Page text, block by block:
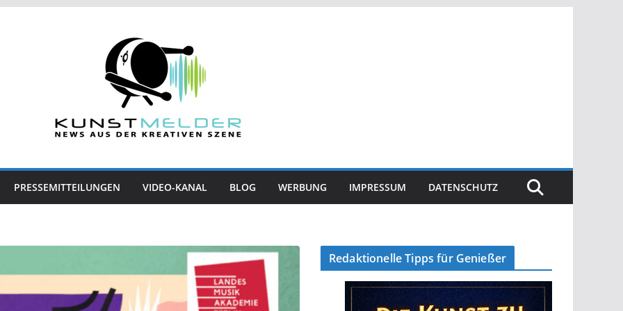
PRESSEMITTEILUNGEN VIDEO-KANAL BLOG WERBUNG IMPRESSUM DATENSCHUTZ
Redaktionelle Tipps für Genießer